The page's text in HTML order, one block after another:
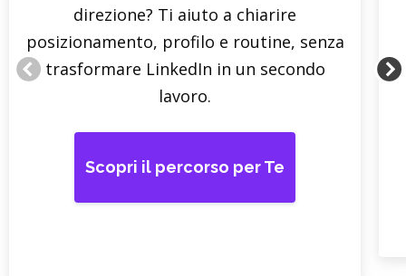
direzione? Ti aiuto a chiarire
posizionamento, profilo e routine, senza
trasformare LinkedIn in un secondo
lavoro.
Scopri il percorso per Te